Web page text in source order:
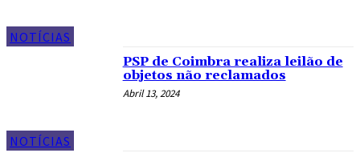
NOTÍCIAS
NOTÍCIAS
PSP de Coimbra realiza leilão de
objetos não reclamados
Abril 13, 2024